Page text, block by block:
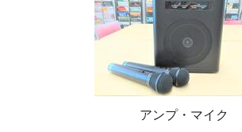
アンプ・マイク